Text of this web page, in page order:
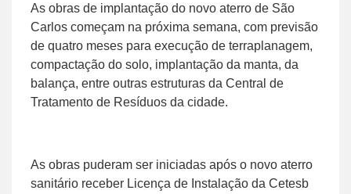
As obras de implantação do novo aterro de São
Carlos começam na próxima semana, com previsão
de quatro meses para execução de terraplanagem,
compactação do solo, implantação da manta, da
balança, entre outras estruturas da Central de
Tratamento de Resíduos da cidade.
As obras puderam ser iniciadas após o novo aterro
sanitário receber Licença de Instalação da Cetesb